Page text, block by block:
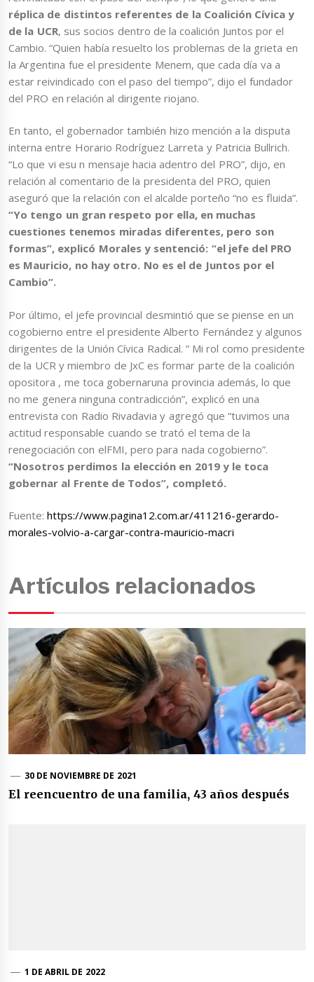
réplica de distintos referentes de la Coalición Cívica y
de la UCR, sus socios dentro de la coalición Juntos por el
Cambio. “Quien había resuelto los problemas de la grieta en
la Argentina fue el presidente Menem, que cada día va a
estar reivindicado con el paso del tiempo”, dijo el fundador
del PRO en relación al dirigente riojano.
En tanto, el gobernador también hizo mención a la disputa
interna entre Horario Rodríguez Larreta y Patricia Bullrich.
“Lo que vi esu n mensaje hacia adentro del PRO”, dijo, en
relación al comentario de la presidenta del PRO, quien
aseguró que la relación con el alcalde porteño “no es fluida”.
“Yo tengo un gran respeto por ella, en muchas
cuestiones tenemos miradas diferentes, pero son
formas”, explicó Morales y sentenció: “el jefe del PRO
es Mauricio, no hay otro. No es el de Juntos por el
Cambio”.
Por último, el jefe provincial desmintió que se piense en un
cogobierno entre el presidente Alberto Fernández y algunos
dirigentes de la Unión Cívica Radical. ” Mi rol como presidente
de la UCR y miembro de JxC es formar parte de la coalición
opositora , me toca gobernaruna provincia además, lo que
no me genera ninguna contradicción”, explicó en una
entrevista con Radio Rivadavia y agregó que “tuvimos una
actitud responsable cuando se trató el tema de la
renegociación con elFMI, pero para nada cogobierno”.
“Nosotros perdimos la elección en 2019 y le toca
gobernar al Frente de Todos”, completó.
Fuente:https://www.pagina12.com.ar/411216-gerardo-
morales-volvio-a-cargar-contra-mauricio-macri
Artículos relacionados
30 DE NOVIEMBRE DE 2021
El reencuentro de una familia, 43 años después
1 DE ABRIL DE 2022